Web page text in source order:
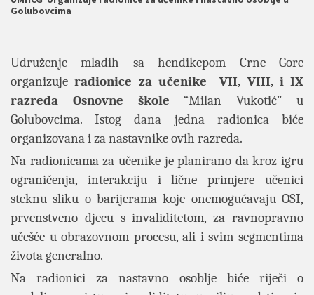
Golubovcima
Udruženje mladih sa hendikepom Crne Gore
organizujeradionice za učenike VII, VIII, i IX
razreda Osnovne škole “Milan Vukotić” u
Golubovcima. Istog dana jedna radionica biće
organizovana i za nastavnike ovih razreda.
Na radionicama za učenike je planirano da kroz igru
ograničenja, interakciju i lične primjere učenici
steknu sliku o barijerama koje onemogućavaju OSI,
prvenstveno djecu s invaliditetom, za ravnopravno
učešće u obrazovnom procesu, ali i svim segmentima
života generalno.
Na radionici za nastavno osoblje biće riječi o